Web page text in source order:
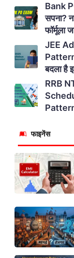
Bank
सपना?
फॉर्मूला
JEE
बदला है
RRB
फाइनेंस